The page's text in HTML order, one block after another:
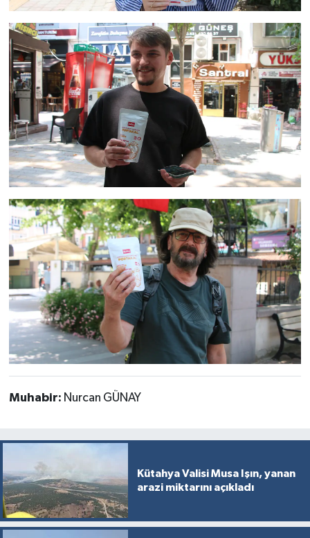
Muhabir: Nurcan GÜNAY
Kütahya Valisi Musa Işın, yanan
arazi miktarını açıkladı